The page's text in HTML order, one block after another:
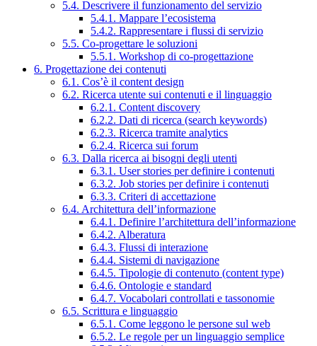
5.4. Descrivere il funzionamento del servizio
5.4.1. Mappare l’ecosistema
5.4.2. Rappresentare i flussi di servizio
5.5. Co-progettare le soluzioni
5.5.1. Workshop di co-progettazione
6. Progettazione dei contenuti
6.1. Cos’è il content design
6.2. Ricerca utente sui contenuti e il linguaggio
6.2.1. Content discovery
6.2.2. Dati di ricerca (search keywords)
6.2.3. Ricerca tramite analytics
6.2.4. Ricerca sui forum
6.3. Dalla ricerca ai bisogni degli utenti
6.3.1. User stories per definire i contenuti
6.3.2. Job stories per definire i contenuti
6.3.3. Criteri di accettazione
6.4. Architettura dell’informazione
6.4.1. Definire l’architettura dell’informazione
6.4.2. Alberatura
6.4.3. Flussi di interazione
6.4.4. Sistemi di navigazione
6.4.5. Tipologie di contenuto (content type)
6.4.6. Ontologie e standard
6.4.7. Vocabolari controllati e tassonomie
6.5. Scrittura e linguaggio
6.5.1. Come leggono le persone sul web
6.5.2. Le regole per un linguaggio semplice